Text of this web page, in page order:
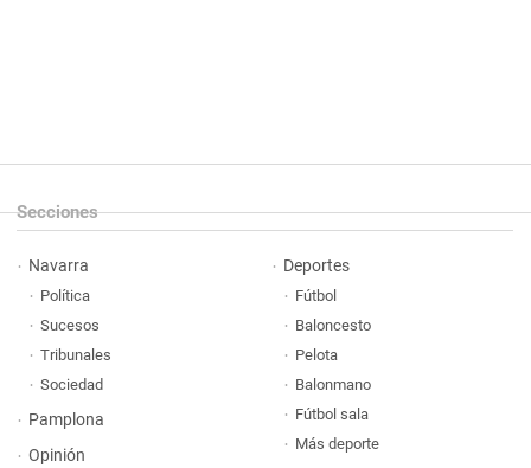
Secciones
Navarra
Política
Sucesos
Tribunales
Sociedad
Pamplona
Opinión
Deportes
Fútbol
Baloncesto
Pelota
Balonmano
Fútbol sala
Más deporte